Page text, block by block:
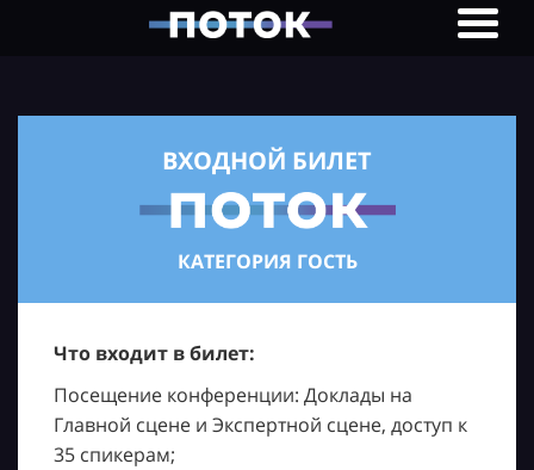
ВХОДНОЙ БИЛЕТ
КАТЕГОРИЯ ГОСТЬ
Что входит в билет:
Посещение конференции: Доклады на
Главной сцене и Экспертной сцене, доступ к
35 спикерам;